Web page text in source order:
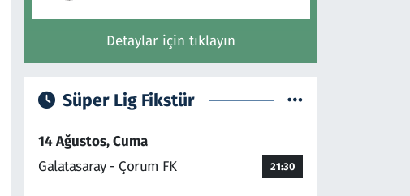
Detaylar için tıklayın
Süper Lig Fikstür
14 Ağustos, Cuma
Galatasaray - Çorum FK
21:30